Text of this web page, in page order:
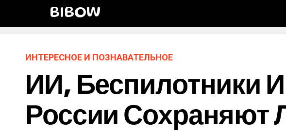
BIBOW
ИНТЕРЕСНОЕ И ПОЗНАВАТЕЛЬНОЕ
ИИ, Беспилотники
России